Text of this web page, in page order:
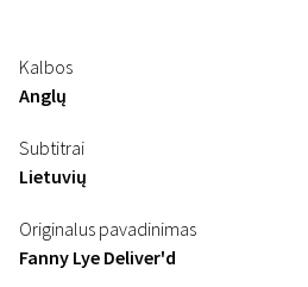
Kalbos
Anglų
Subtitrai
Lietuvių
Originalus pavadinimas
Fanny Lye Deliver'd